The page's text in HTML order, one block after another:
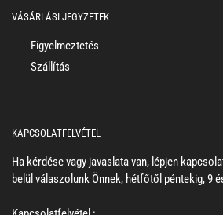
VÁSÁRLÁSI JEGYZETEK
Figyelmeztetés
Szállítás
KAPCSOLATFELVÉTEL
Ha kérdése vagy javaslata van, lépjen
belül válaszolunk Önnek, hétfőtől péntekig, 9